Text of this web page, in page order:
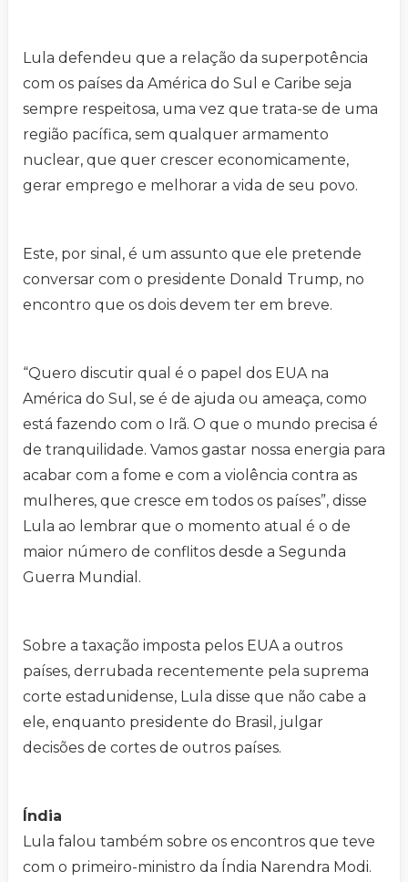
Lula defendeu que a relação da superpotência
com os países da América do Sul e Caribe seja
sempre respeitosa, uma vez que trata-se de uma
região pacífica, sem qualquer armamento
nuclear, que quer crescer economicamente,
gerar emprego e melhorar a vida de seu povo.
Este, por sinal, é um assunto que ele pretende
conversar com o presidente Donald Trump, no
encontro que os dois devem ter em breve.
“Quero discutir qual é o papel dos EUA na
América do Sul, se é de ajuda ou ameaça, como
está fazendo com o Irã. O que o mundo precisa é
de tranquilidade. Vamos gastar nossa energia para
acabar com a fome e com a violência contra as
mulheres, que cresce em todos os países”, disse
Lula ao lembrar que o momento atual é o de
maior número de conflitos desde a Segunda
Guerra Mundial.
Sobre a taxação imposta pelos EUA a outros
países, derrubada recentemente pela suprema
corte estadunidense, Lula disse que não cabe a
ele, enquanto presidente do Brasil, julgar
decisões de cortes de outros países.
Índia
Lula falou também sobre os encontros que teve
com o primeiro-ministro da Índia Narendra Modi.